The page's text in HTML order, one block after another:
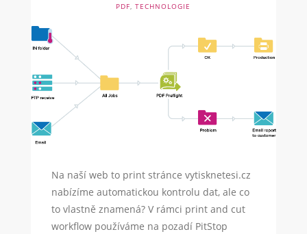
PDF,TECHNOLOGIE
Na naší web to print stránce vytisknetesi.cz
nabízíme automatickou kontrolu dat, ale co
to vlastně znamená? V rámci print and cut
workflow používáme na pozadí PitStop